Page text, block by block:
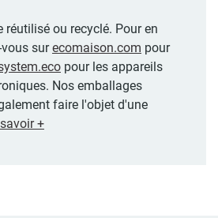
réutilisé ou recyclé. Pour en
surecomaison.com pour
pour les appareils
Nos emballages
faire l'objet d'une
+